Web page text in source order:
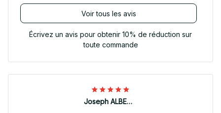
Voir tous les avis
Écrivez un avis pour obtenir 10% de réduction sur
toute commande
Joseph ALBERTINI